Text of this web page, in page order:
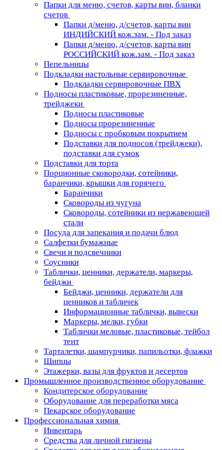
Папки для меню, счетов, карты вин, бланки
счетов
Папки д/меню, д/счетов, карты вин
ИНДИЙСКИЙ кож.зам. - Под заказ
Папки д/меню, д/счетов, карты вин
РОССИЙСКИЙ кож.зам. - Под заказ
Пепельницы
Подкладки настольные сервировочные
Подкладки сервировочные ПВХ
Подносы пластиковые, прорезиненные,
трейджеки
Подносы пластиковые
Подносы прорезиненные
Подносы с пробковым покрытием
Подставки для подносов (трейджеки),
подставки для сумок
Подставки для торта
Порционные сковородки, сотейники,
баранчики, крышки для горячего
Баранчики
Сковороды из чугуна
Сковороды, сотейники из нержавеющей
стали
Посуда для запекания и подачи блюд
Салфетки бумажные
Свечи и подсвечники
Соусники
Таблички, ценники, держатели, маркеры,
бейджи
Бейджи, ценники, держатели для
ценников и табличек
Информационные таблички, вывески
Маркеры, мелки, губки
Таблички меловые, пластиковые, тейбол
тент
Тарталетки, шампурчики, папильотки, флажки
Щипцы
Этажерки, вазы для фруктов и десертов
Промышленное производственное оборудование
Кондитерское оборудование
Оборудование для переработки мяса
Пекарское оборудование
Профессиональная химия
Инвентарь
Средства для личной гигиены